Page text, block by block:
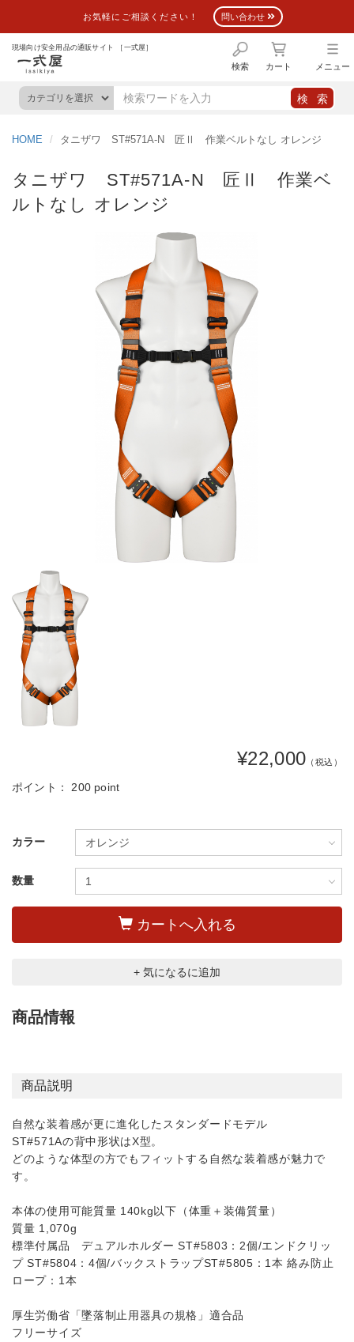
お気軽にご相談ください！ 問い合わせ
現場向け安全用品の通販サイト ［一式屋］
検索 カート メニュー
HOME タニザワ ST#571A-N 匠Ⅱ 作業ベルトなし オレンジ
タニザワ ST#571A-N 匠Ⅱ 作業ベ
ルトなし オレンジ
¥22,000 （税込）
ポイント： 200 point
カラー
数量
カートへ入れる
+ 気になるに追加
商品情報
商品説明
自然な装着感が更に進化したスタンダードモデル
ST#571Aの背中形状はX型。
どのような体型の方でもフィットする自然な装着感が魅力で
す。
本体の使用可能質量 140kg以下（体重＋装備質量）
質量 1,070g
標準付属品 デュアルホルダー ST#5803：2個/エンドクリッ
プ ST#5804：4個/バックストラップST#5805：1本 絡み防止
ロープ：1本
厚生労働省「墜落制止用器具の規格」適合品
フリーサイズ